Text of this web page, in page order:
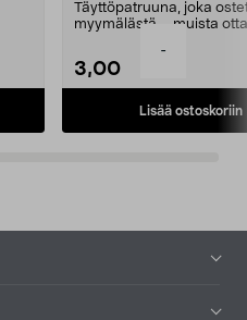
-
Täyttöpatruuna, joka
myymälästä – muista
3,00
Lisää ostoskoriin